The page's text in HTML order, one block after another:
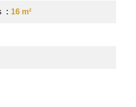
16 m²